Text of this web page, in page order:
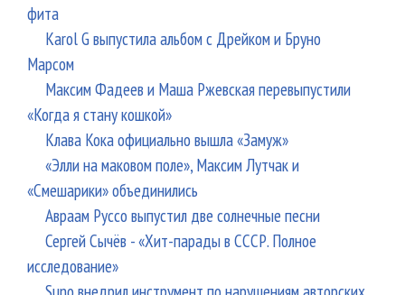
фита
Karol G выпустила альбом с Дрейком и Бруно
Марсом
Максим Фадеев и Маша Ржевская перевыпустили
«Когда я стану кошкой»
Клава Кока официально вышла «Замуж»
«Элли на маковом поле», Максим Лутчак и
«Смешарики» объединились
Авраам Руссо выпустил две солнечные песни
Сергей Сычёв - «Хит-парады в СССР. Полное
исследование»